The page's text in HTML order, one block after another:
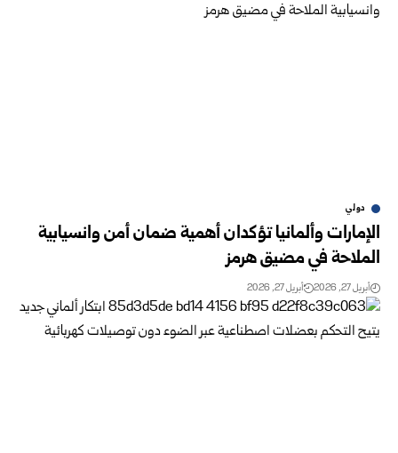
دولي
الإمارات وألمانيا تؤكدان أهمية ضمان أمن وانسيابية
الملاحة في مضيق هرمز
أبريل 27, 2026 أبريل 27, 2026